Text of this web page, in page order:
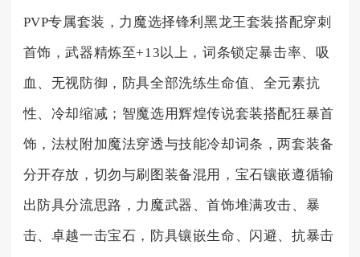
PVP专属套装，力魔选择锋利黑龙王套装搭配穿刺
首饰，武器精炼至+13以上，词条锁定暴击率、吸
血、无视防御，防具全部洗练生命值、全元素抗
性、冷却缩减；智魔选用辉煌传说套装搭配狂暴首
饰，法杖附加魔法穿透与技能冷却词条，两套装备
分开存放，切勿与刷图装备混用，宝石镶嵌遵循输
出防具分流思路，力魔武器、首饰堆满攻击、暴
击、卓越一击宝石，防具镶嵌生命、闪避、抗暴击